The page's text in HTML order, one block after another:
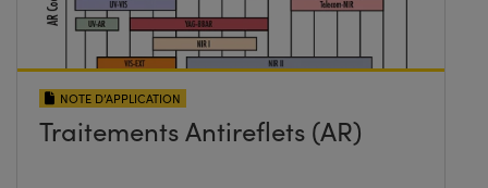
NOTE D’APPLICATION
Traitements Antireflets (AR)